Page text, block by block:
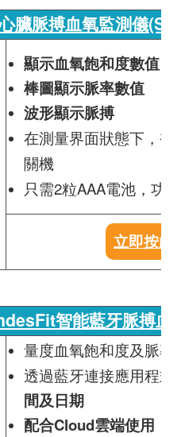
臟脈搏血氧監測儀
顯示血氧飽和度數值
棒圖顯示脈率數值
波形顯示脈搏
在測量界面狀態下，被
關機
只需2粒AAA電池，功
立即按此
智能藍牙脈搏血
量度血氧飽和度及脈率
透過藍牙連接應用程式
間及日期
配合Cloud雲端使用，